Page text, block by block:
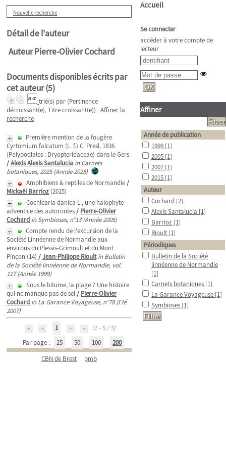
Nouvelle recherche
Détail de l'auteur
Auteur Pierre-Olivier Cochard
Documents disponibles écrits par
cet auteur (5)
trié(s) par (Pertinence
décroissant(e), Titre croissant(e)) Affiner la
recherche
Première mention de la fougère
Cyrtomium falcatum (L. f.) C. Presl, 1836
(Polypodiales : Dryopteridaceae) dans le Gers
/Alexis Alexis Santalucia in Carnets
botaniques, 2025 (Année 2025)
Amphibiens & reptiles de Normandie/
Mickaël Barrioz (2015)
Cochlearia danica L., une halophyte
adventice des autoroutes/ Pierre-Olivier
Cochard in Symbioses, n°13 (Année 2005)
Compte rendu de l'excursion de la
Société Linnéenne de Normandie aux
environs du Plessis-Grimoult et du Mont
Pinçon (14) /Jean-Philippe Rioult in Bulletin
de la Société linnéenne de Normandie, vol.
117 (Année 1999)
Sous le bitume, la plage ? Une histoire
qui ne manque pas de sel/ Pierre-Olivier
Cochard in La Garance Voyageuse, n°78 (Eté
2007)
1
(1 - 5 / 5)
Par page :
25 50 100
200
CBN de Brest
pmb
Accueil
Se connecter
accéder à votre compte de
lecteur
Affiner
Année de publication
1999 [1]
2005 [1]
2007 [1]
2015 [1]
Auteur
Cochard [2]
Alexis Santalucia [1]
Barrioz [1]
Rioult [1]
Périodiques
Bulletin de la Société
linnéenne de Normandie
[1]
Carnets botaniques [1]
La Garance Voyageuse [1]
Symbioses [1]